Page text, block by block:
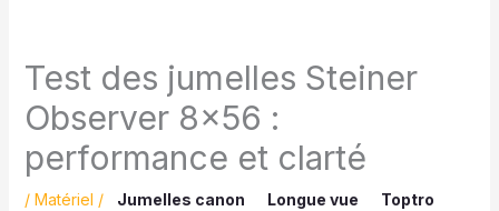
Test des jumelles Steiner
Observer 8×56 :
performance et clarté
/ Matériel / Jumelles canon Longue vue
Toptro